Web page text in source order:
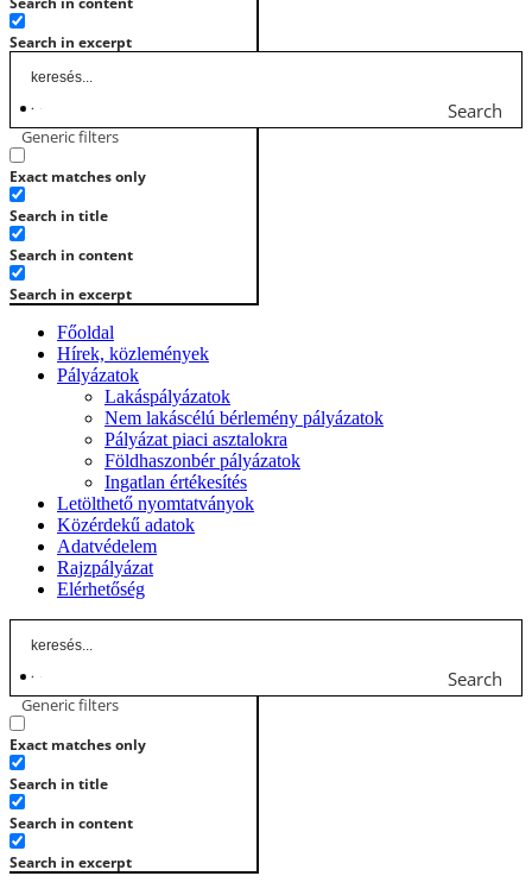
Search in excerpt
Search
Generic filters
Exact matches only
Search in title
Search in content
Search in excerpt
Főoldal
Hírek, közlemények
Pályázatok
Lakáspályázatok
Nem lakáscélú bérlemény pályázatok
Pályázat piaci asztalokra
Földhaszonbér pályázatok
Ingatlan értékesítés
Letölthető nyomtatványok
Közérdekű adatok
Adatvédelem
Rajzpályázat
Elérhetőség
Search
Generic filters
Exact matches only
Search in title
Search in content
Search in excerpt